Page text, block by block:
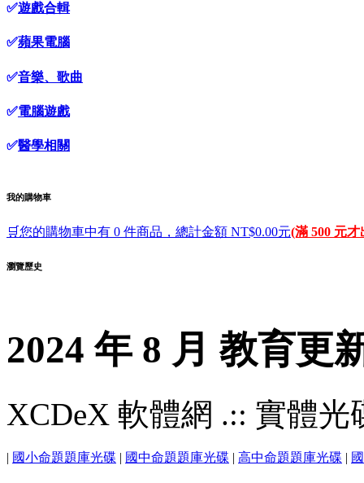
✅遊戲合輯
✅蘋果電腦
✅音樂、歌曲
✅電腦遊戲
✅醫學相關
我的購物車
🛒您的購物車中有 0 件商品，總計金額 NT$0.00元(滿 500 元才
瀏覽歷史
2024 年 8 月 教育更
XCDeX 軟體網 .:: 實體
| 國小命題題庫光碟 | 國中命題題庫光碟 | 高中命題題庫光碟 |